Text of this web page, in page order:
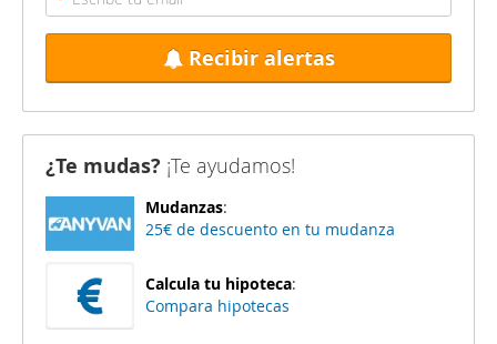
Recibir alertas
¿Te mudas? ¡Te ayudamos!
Mudanzas:
25€ de descuento en tu mudanza
Calcula tu hipoteca:
Compara hipotecas